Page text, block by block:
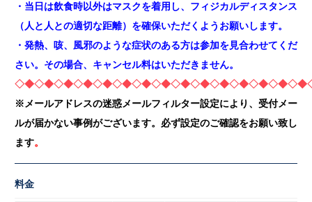
・当日は飲食時以外はマスクを着用し、フィジカルディスタンス
（人と人との適切な距離）を確保いただくようお願いします。
・発熱、咳、風邪のような症状のある方は参加を見合わせてくだ
さい。その場合、キャンセル料はいただきません。
※メールアドレスの迷惑メールフィルター設定により、受付メー
ルが届かない事例がございます。必ず設定のご確認をお願い致し
ます。
料金